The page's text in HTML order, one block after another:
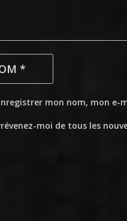
mon nom, mon e-
moi de tous les